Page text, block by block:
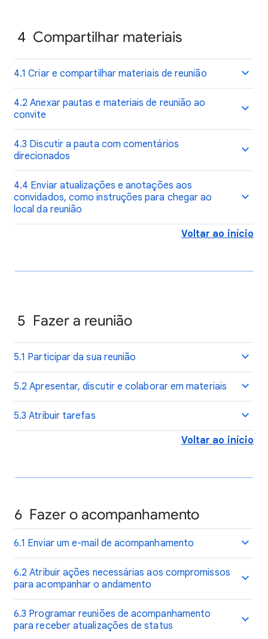
4 Compartilhar materiais
4.1 Criar e compartilhar materiais de reunião
4.2 Anexar pautas e materiais de reunião ao
convite
4.3 Discutir a pauta com comentários
direcionados
4.4 Enviar atualizações e anotações aos
convidados, como instruções para chegar ao
local da reunião
Voltar ao início
5 Fazer a reunião
5.1 Participar da sua reunião
5.2 Apresentar, discutir e colaborar em materiais
5.3 Atribuir tarefas
Voltar ao início
6 Fazer o acompanhamento
6.1 Enviar um e-mail de acompanhamento
6.2 Atribuir ações necessárias aos compromissos
para acompanhar o andamento
6.3 Programar reuniões de acompanhamento
para receber atualizações de status